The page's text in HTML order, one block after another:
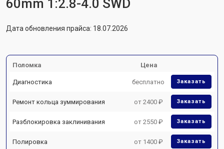
60mm 1:2.8-4.0 SWD
Дата обновления прайса: 18.07.2026
Поломка Цена
Диагностика бесплатно Заказать
Ремонт кольца зуммирования от 2400 ₽ Заказать
Разблокировка заклинивания от 2550 ₽ Заказать
Полировка от 1400 ₽ Заказать